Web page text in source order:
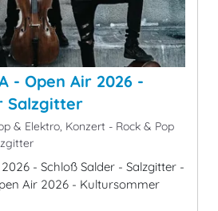
- Open Air 2026 -
Salzgitter
& Elektro, Konzert - Rock & Pop
- Schloß Salder - Salzgitter -
Air 2026 - Kultursommer